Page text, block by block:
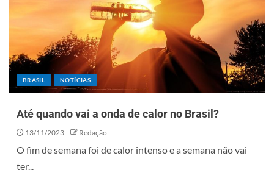
BRASIL NOTÍCIAS
Até quando vai a onda de calor no Brasil?
13/11/2023 Redação
O fim de semana foi de calor intenso e a semana não vai
ter...